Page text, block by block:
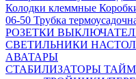
Колодки клеммные
06-50 Трубка
РОЗЕТКИ
СВЕТИЛЬНИКИ
АВАТАРЫ
СТАБИЛИЗАТОРЫ